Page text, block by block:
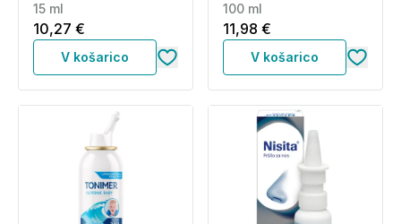
15 ml
10,27 €
V košarico
100 ml
11,98 €
V košarico